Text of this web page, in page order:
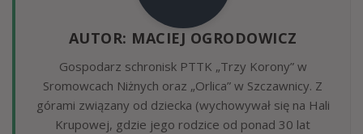
AUTOR: MACIEJ OGRODOWICZ
Gospodarz schronisk PTTK „Trzy Korony” w
Sromowcach Niżnych oraz „Orlica” w Szczawnicy. Z
górami związany od dziecka (wychowywał się na Hali
Krupowej, gdzie jego rodzice od ponad 30 lat